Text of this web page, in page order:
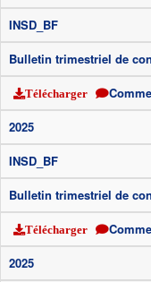
INSD_BF
Bulletin trimestriel de
Télécharger
2025
INSD_BF
Bulletin trimestriel de
Télécharger
2025